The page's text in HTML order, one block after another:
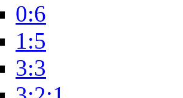
0:6
1:5
3:3